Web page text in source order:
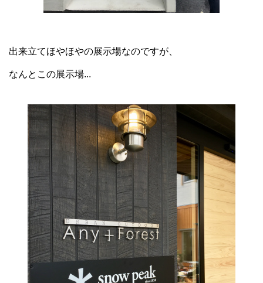
出来立てほやほやの展示場なのですが、
なんとこの展示場...